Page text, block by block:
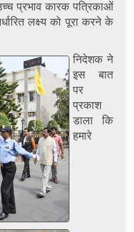
प्रभाव कारक पत्रिकाओं
लक्ष्य को पूरा करने के
निदेशक ने
इस बात
पर
प्रकाश
डाला कि
हमारे